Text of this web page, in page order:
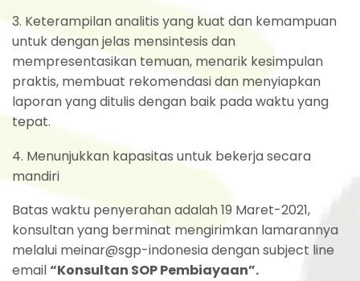
3. Keterampilan analitis yang kuat dan kemampuan
untuk dengan jelas mensintesis dan
mempresentasikan temuan, menarik kesimpulan
praktis, membuat rekomendasi dan menyiapkan
laporan yang ditulis dengan baik pada waktu yang
tepat.
4. Menunjukkan kapasitas untuk bekerja secara
mandiri
Batas waktu penyerahan adalah 19 Maret-2021,
konsultan yang berminat mengirimkan lamarannya
melalui meinar@sgp-indonesia dengan subject line
email“Konsultan SOP Pembiayaan”.